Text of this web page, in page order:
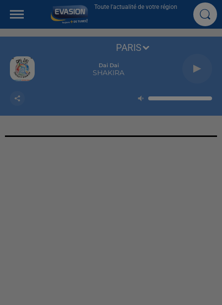
Toute l'actualité de votre région
Dai Dai
SHAKIRA
PARIS